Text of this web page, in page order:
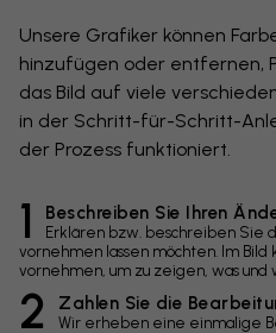
Unsere Grafiker können
hinzufügen oder entfernen,
das Bild auf viele
in der Schritt-für-Schritt-
der Prozess funktioniert.
1 Beschreiben Sie Ihren
Erklären bzw. beschreiben Sie
vornehmen lassen möchten. Im Bild
vornehmen, um zu zeigen, was
2 Zahlen Sie die
Wir erheben eine einmalige